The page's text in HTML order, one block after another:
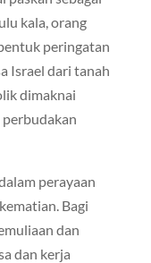
kala, orang
peringatan
Israel dari tanah
dimaknai
perbudakan
perayaan
Bagi
dan
dan kerja